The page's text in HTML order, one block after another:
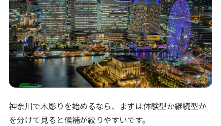
神奈川で木彫りを始めるなら、まずは体験型か継続型か
を分けて見ると候補が絞りやすいです。